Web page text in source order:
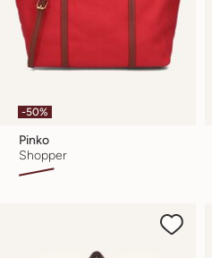
-50%
Pinko
Shopper